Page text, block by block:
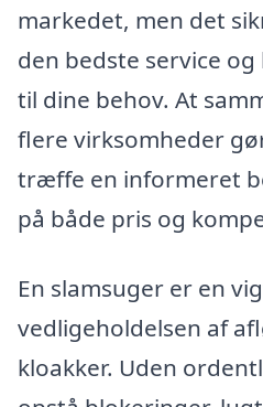
markedet, men det
den bedste service
til dine behov. At
flere virksomheder
træffe en informeret
på både pris og
En slamsuger er en
vedligeholdelsen af
kloakker. Uden